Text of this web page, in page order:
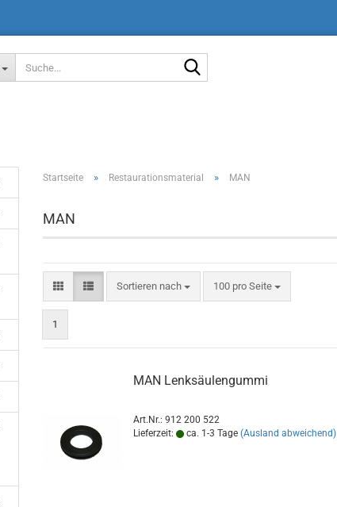
Startseite » Restaurationsmaterial » MAN
MAN
Sortieren nach
Sortieren nach 100 pro Seite
pro Seite
1
MAN Lenksäulengummi
Art.Nr.: 912 200 522
Lieferzeit:
ca. 1-3 Tage (Ausland abweichend)